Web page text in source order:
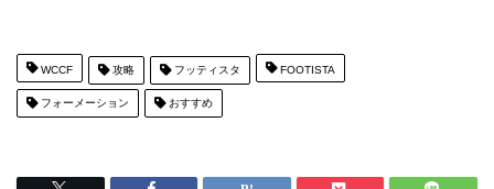
WCCF 攻略 フッティスタ FOOTISTA
フォーメーション おすすめ